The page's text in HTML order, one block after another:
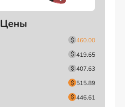
Цены
460.00
419.65
407.63
515.89
446.61